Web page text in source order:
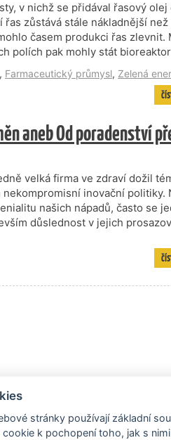
v nichž se přidával řasový olej
zůstává stále nákladnější
časem produkci řas zlevnit.
polích pak mohly stát
, Farmaceutický průmysl, Zelená
aneb Od poradenství
velká firma ve zdraví dožil
inovační politiky.
našich nápadů, často se
důslednost v jejich
stránky používají základní
k pochopení toho, jak s